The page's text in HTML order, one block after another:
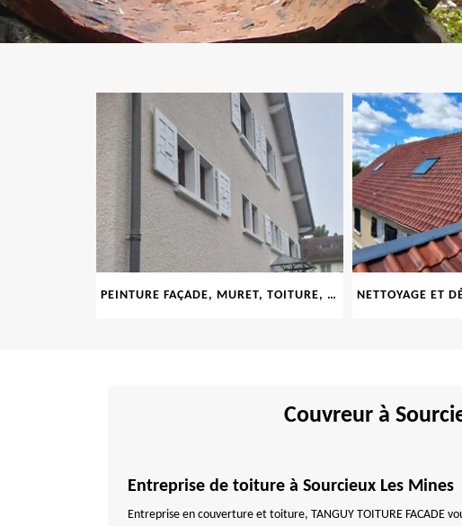
PEINTURE FAÇADE, MURET, TOITURE, BOISERIE, FERRONERIE, GOUTTIÈRE 69
Couvreur à
Entreprise de toiture à Sourcieux Les Mines
Entreprise en couverture et toiture, TANGUY TOITURE FACADE